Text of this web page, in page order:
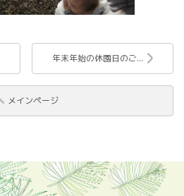
メインページ
年末年始の休園日のご...